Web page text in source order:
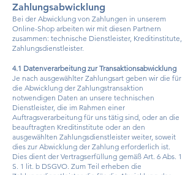
Zahlungsabwicklung
Bei der Abwicklung von Zahlungen in unserem
Online-Shop arbeiten wir mit diesen Partnern
zusammen: technische Dienstleister, Kreditinstitute,
Zahlungsdienstleister.
4.1 Datenverarbeitung zur Transaktionsabwicklung
Je nach ausgewählter Zahlungsart geben wir die für
die Abwicklung der Zahlungstransaktion
notwendigen Daten an unsere technischen
Dienstleister, die im Rahmen einer
Auftragsverarbeitung für uns tätig sind, oder an die
beauftragten Kreditinstitute oder an den
ausgewählten Zahlungsdienstleister weiter, soweit
dies zur Abwicklung der Zahlung erforderlich ist.
Dies dient der Vertragserfüllung gemäß Art. 6 Abs. 1
S. 1 lit. b DSGVO. Zum Teil erheben die